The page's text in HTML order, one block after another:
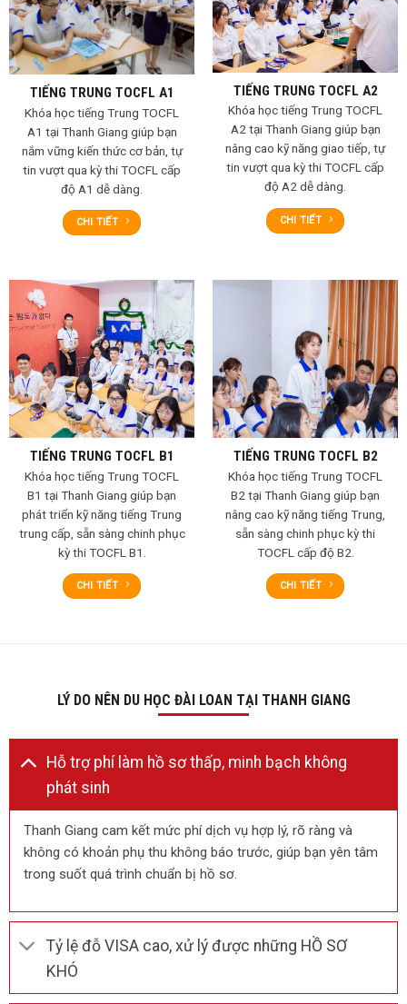
TIẾNG TRUNG TOCFL A1
Khóa học tiếng Trung TOCFL
A1 tại Thanh Giang giúp bạn
nắm vững kiến thức cơ bản, tự
tin vượt qua kỳ thi TOCFL cấp
độ A1 dễ dàng.
CHI TIẾT
TIẾNG TRUNG TOCFL A2
Khóa học tiếng Trung TOCFL
A2 tại Thanh Giang giúp bạn
nâng cao kỹ năng giao tiếp, tự
tin vượt qua kỳ thi TOCFL cấp
độ A2 dễ dàng.
CHI TIẾT
TIẾNG TRUNG TOCFL B1
Khóa học tiếng Trung TOCFL
B1 tại Thanh Giang giúp bạn
phát triển kỹ năng tiếng Trung
trung cấp, sẵn sàng chinh phục
kỳ thi TOCFL B1.
CHI TIẾT
TIẾNG TRUNG TOCFL B2
Khóa học tiếng Trung TOCFL
B2 tại Thanh Giang giúp bạn
nâng cao kỹ năng tiếng Trung,
sẵn sàng chinh phục kỳ thi
TOCFL cấp độ B2.
CHI TIẾT
LÝ DO NÊN DU HỌC ĐÀI LOAN TẠI THANH GIANG
Hỗ trợ phí làm hồ sơ thấp, minh bạch không
phát sinh
Thanh Giang cam kết mức phí dịch vụ hợp lý, rõ ràng và
không có khoản phụ thu không báo trước, giúp bạn yên tâm
trong suốt quá trình chuẩn bị hồ sơ.
Tỷ lệ đỗ VISA cao, xử lý được những HỒ SƠ
KHÓ